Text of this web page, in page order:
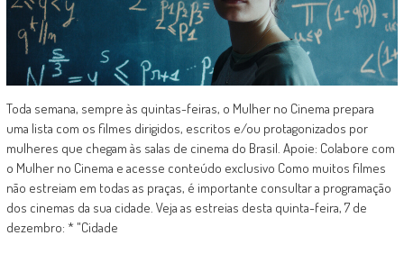
Toda semana, sempre às quintas-feiras, o Mulher no Cinema prepara
uma lista com os filmes dirigidos, escritos e/ou protagonizados por
mulheres que chegam às salas de cinema do Brasil. Apoie: Colabore com
o Mulher no Cinema e acesse conteúdo exclusivo Como muitos filmes
não estreiam em todas as praças, é importante consultar a programação
dos cinemas da sua cidade. Veja as estreias desta quinta-feira, 7 de
dezembro: * "Cidade